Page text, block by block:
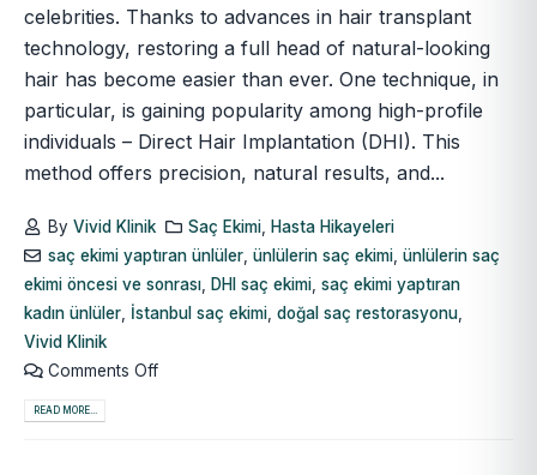
celebrities. Thanks to advances in hair transplant
technology, restoring a full head of natural-looking
hair has become easier than ever. One technique, in
particular, is gaining popularity among high-profile
individuals – Direct Hair Implantation (DHI). This
method offers precision, natural results, and...
By Vivid Klinik Saç Ekimi, Hasta Hikayeleri
saç ekimi yaptıran ünlüler, ünlülerin saç ekimi, ünlülerin saç
ekimi öncesi ve sonrası, DHI saç ekimi, saç ekimi yaptıran
kadın ünlüler, İstanbul saç ekimi, doğal saç restorasyonu,
Vivid Klinik
Comments Off
READ MORE...